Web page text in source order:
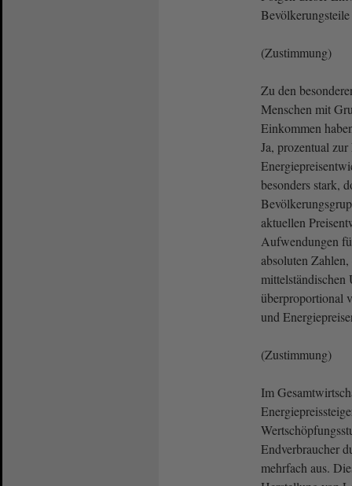
(Zustimmung)
Zu den
Menschen mit
Einkommen
Ja, prozentual
besonders stark,
aktuellen
Aufwendungen
absoluten
mittelständischen
überproportional
und
(Zustimmung)
Im
Endverbraucher
mehrfach aus.